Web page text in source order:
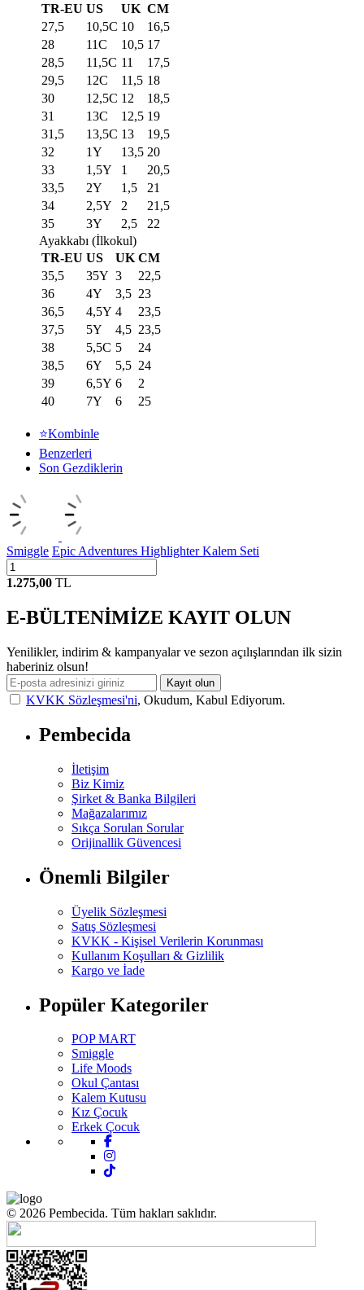
TR-EU US UK CM
27,5
10,5C 10
16,5
28
11C 10,5 17
28,5
11,5C 11
17,5
29,5
12C 11,5 18
30
12,5C 12
18,5
31
13C 12,5 19
31,5
13,5C 13
19,5
32
1Y 13,5 20
33
1,5Y 1
20,5
33,5
2Y 1,5
21
34
2,5Y 2
21,5
35
3Y 2,5
22
Ayakkabı (İlkokul)
TR-EU US UK CM
35,5
35Y 3
22,5
36
4Y 3,5 23
36,5
4,5Y 4
23,5
37,5
5Y 4,5 23,5
38
5,5C 5
24
38,5
6Y 5,5 24
39
6,5Y 6
2
40
7Y 6 25
⭐Kombinle
Benzerleri
Son Gezdiklerin
Smiggle Epic Adventures Highlighter Kalem Seti
1.275,00 TL
E-BÜLTENİMİZE KAYIT OLUN
Yenilikler, indirim & kampanyalar ve sezon açılışlarından ilk sizin
haberiniz olsun!
Kayıt olun
KVKK Sözleşmesi'ni, Okudum, Kabul Ediyorum.
Pembecida
İletişim
Biz Kimiz
Şirket & Banka Bilgileri
Mağazalarımız
Sıkça Sorulan Sorular
Orijinallik Güvencesi
Önemli Bilgiler
Üyelik Sözleşmesi
Satış Sözleşmesi
KVKK - Kişisel Verilerin Korunması
Kullanım Koşulları & Gizlilik
Kargo ve İade
Popüler Kategoriler
POP MART
Smiggle
Life Moods
Okul Çantası
Kalem Kutusu
Kız Çocuk
Erkek Çocuk
© 2026 Pembecida. Tüm hakları saklıdır.